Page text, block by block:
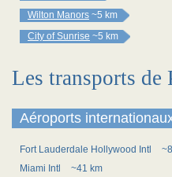
Wilton Manors ~5 km
City of Sunrise ~5 km
Les transports de
Aéroports
Fort Lauderdale Hollywood Intl
Miami Intl
~41 km